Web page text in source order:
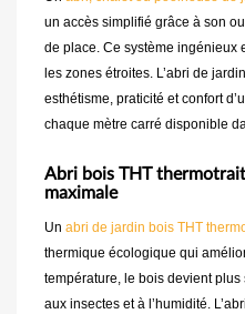
un accès simplifié grâce à son
de place. Ce système ingénieux
les zones étroites. L’abri de
esthétisme, praticité et confort
chaque mètre carré disponible
Abri bois THT
maximale
Un abri de jardin bois THT
thermique écologique qui
température, le bois devient
aux insectes et à l’humidité.